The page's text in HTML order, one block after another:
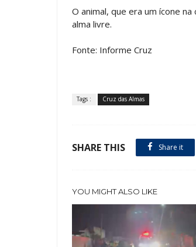
O animal, que era um ícone
alma livre.
Fonte: Informe Cruz
Tags : Cruz das Almas
SHARE THIS Share it
YOU MIGHT ALSO LIKE